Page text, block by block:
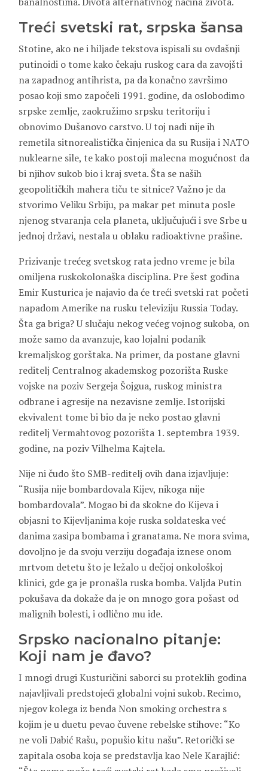
Treći svetski rat, srpska šansa
Stotine, ako ne i hiljade tekstova ispisali su ovdašnji
putinoidi o tome kako čekaju ruskog cara da zavojšti
na zapadnog antihrista, pa da konačno završimo
posao koji smo započeli 1991. godine, da oslobodimo
srpske zemlje, zaokružimo srpsku teritoriju i
obnovimo Dušanovo carstvo. U toj nadi nije ih
remetila sitnorealistička činjenica da su Rusija i NATO
nuklearne sile, te kako postoji malecna mogućnost da
bi njihov sukob bio i kraj sveta. Šta se naših
geopolitičkih mahera tiču te sitnice? Važno je da
stvorimo Veliku Srbiju, pa makar pet minuta posle
njenog stvaranja cela planeta, uključujući i sve Srbe u
jednoj državi, nestala u oblaku radioaktivne prašine.
Prizivanje trećeg svetskog rata jedno vreme je bila
omiljena ruskokolonaška disciplina. Pre šest godina
Emir Kusturica je najavio da će treći svetski rat početi
napadom Amerike na rusku televiziju Russia Today.
Šta ga briga? U slučaju nekog većeg vojnog sukoba, on
može samo da avanzuje, kao lojalni podanik
kremaljskog gorštaka. Na primer, da postane glavni
reditelj Centralnog akademskog pozorišta Ruske
vojske na poziv Sergeja Šojgua, ruskog ministra
odbrane i agresije na nezavisne zemlje. Istorijski
ekvivalent tome bi bio da je neko postao glavni
reditelj Vermahtovog pozorišta 1. septembra 1939.
godine, na poziv Vilhelma Kajtela.
Nije ni čudo što SMB-reditelj ovih dana izjavljuje:
“Rusija nije bombardovala Kijev, nikoga nije
bombardovala”. Mogao bi da skokne do Kijeva i
objasni to Kijevljanima koje ruska soldateska već
danima zasipa bombama i granatama. Ne mora svima,
dovoljno je da svoju verziju događaja iznese onom
mrtvom detetu što je ležalo u dečjoj onkološkoj
klinici, gde ga je pronašla ruska bomba. Valjda Putin
pokušava da dokaže da je on mnogo gora pošast od
malignih bolesti, i odlično mu ide.
Srpsko nacionalno pitanje:
Koji nam je đavo?
I mnogi drugi Kusturičini saborci su proteklih godina
najavljivali predstojeći globalni vojni sukob. Recimo,
njegov kolega iz benda Non smoking orchestra s
kojim je u duetu pevao čuvene rebelske stihove: “Ko
ne voli Dabić Rašu, popušio kitu našu”. Retorički se
zapitala osoba koja se predstavlja kao Nele Karajlić: